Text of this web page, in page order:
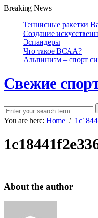
Breaking News
Теннисные ракетки
Создание
Эспандеры
Что такое ВСАА?
Альпинизм – спорт
Свежие
You are here: Home /
About the author